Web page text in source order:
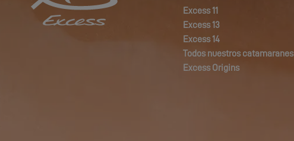
Excess 11
Excess 13
Excess 14
Todos nuestros catamaranes
Excess Origins